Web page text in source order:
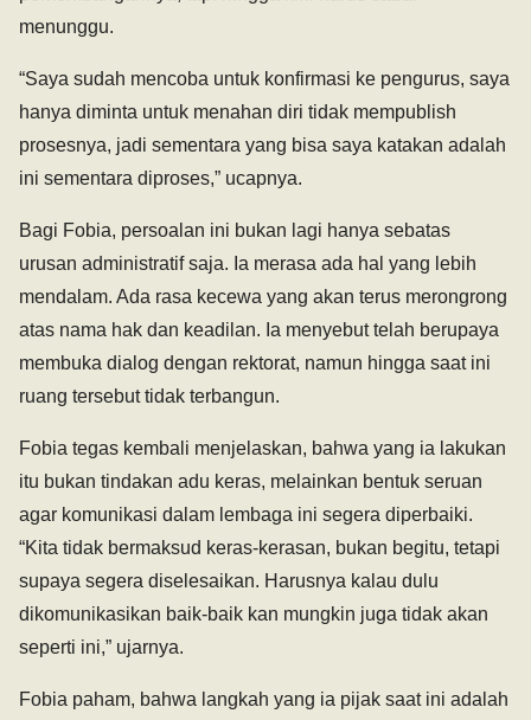
menunggu.
“Saya sudah mencoba untuk konfirmasi ke pengurus, saya
hanya diminta untuk menahan diri tidak mempublish
prosesnya, jadi sementara yang bisa saya katakan adalah
ini sementara diproses,” ucapnya.
Bagi Fobia, persoalan ini bukan lagi hanya sebatas
urusan administratif saja. Ia merasa ada hal yang lebih
mendalam. Ada rasa kecewa yang akan terus merongrong
atas nama hak dan keadilan. Ia menyebut telah berupaya
membuka dialog dengan rektorat, namun hingga saat ini
ruang tersebut tidak terbangun.
Fobia tegas kembali menjelaskan, bahwa yang ia lakukan
itu bukan tindakan adu keras, melainkan bentuk seruan
agar komunikasi dalam lembaga ini segera diperbaiki.
“Kita tidak bermaksud keras-kerasan, bukan begitu, tetapi
supaya segera diselesaikan. Harusnya kalau dulu
dikomunikasikan baik-baik kan mungkin juga tidak akan
seperti ini,” ujarnya.
Fobia paham, bahwa langkah yang ia pijak saat ini adalah